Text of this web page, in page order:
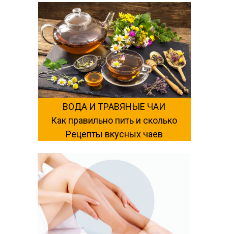
ВОДА И ТРАВЯНЫЕ ЧАИ
Как правильно пить и сколько
Рецепты вкусных чаев